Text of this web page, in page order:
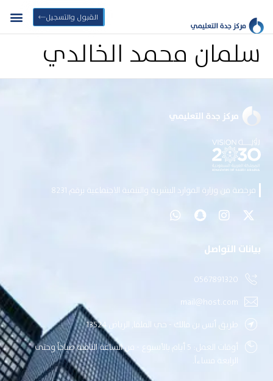
القبول والتسجيل
سلمان محمد الخالدي
مرخصة من وزارة الموارد البشرية والتنمية الاجتماعية برقم 8231
بيانات التواصل
0567891320
mail@host.com
طريق أنس بن مالك - حي الملقا, الرياض 13524
أوقات العمل: 5 أيام بالأسبوع - من الساعة الثامنة صباحاً وحتى
الرابعة مساءاً.